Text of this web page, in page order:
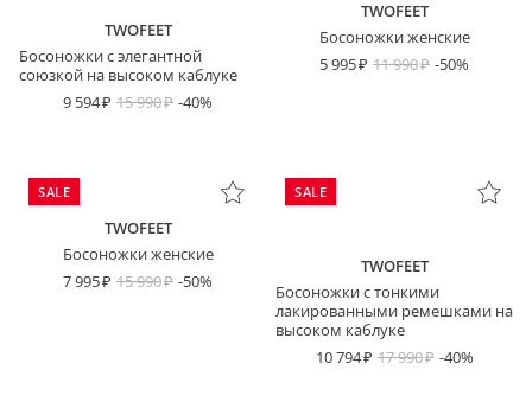
TWOFEET
Босоножки с элегантной
союзкой на высоком каблуке
9 594
15 990 -40%
TWOFEET
Босоножки женские
5 995
11 990 -50%
SALE
TWOFEET
Босоножки женские
7 995
15 990 -50%
SALE
TWOFEET
Босоножки с тонкими
лакированными ремешками на
высоком каблуке
10 794
17 990 -40%